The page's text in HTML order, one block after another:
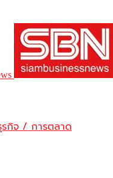
กิจ / การตลาด